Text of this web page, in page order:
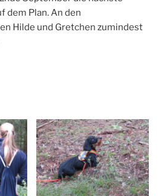
dem Plan. An den
Hilde und Gretchen zumindest